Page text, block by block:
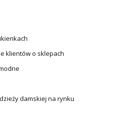
klientów o sklepach
damskiej na rynku